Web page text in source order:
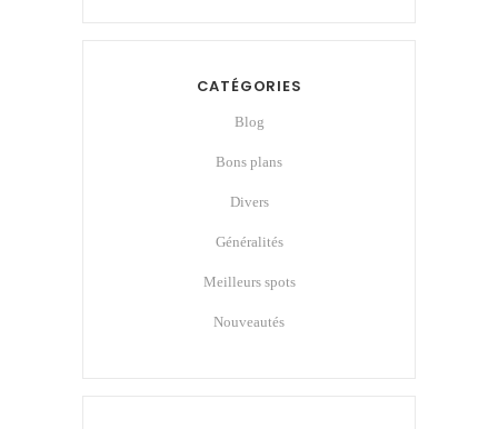
CATÉGORIES
Blog
Bons plans
Divers
Généralités
Meilleurs spots
Nouveautés